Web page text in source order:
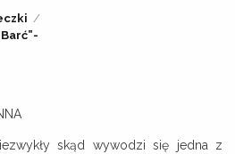
skąd wywodzi się jedna z